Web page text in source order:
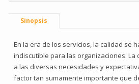
Sinopsis
En la era de los servicios, la calidad se
indiscutible para las organizaciones.
a las diversas necesidades y
factor tan sumamente importante que